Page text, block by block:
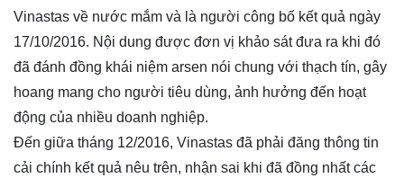
Vinastas về nước mắm và là người công bố kết quả ngày
17/10/2016. Nội dung được đơn vị khảo sát đưa ra khi đó
đã đánh đồng khái niệm arsen nói chung với thạch tín, gây
hoang mang cho người tiêu dùng, ảnh hưởng đến hoạt
động của nhiều doanh nghiệp.
Đến giữa tháng 12/2016, Vinastas đã phải đăng thông tin
cải chính kết quả nêu trên, nhận sai khi đã đồng nhất các